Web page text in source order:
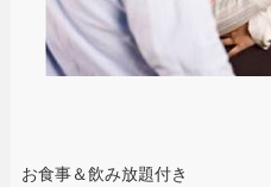
お食事＆飲み放題付き